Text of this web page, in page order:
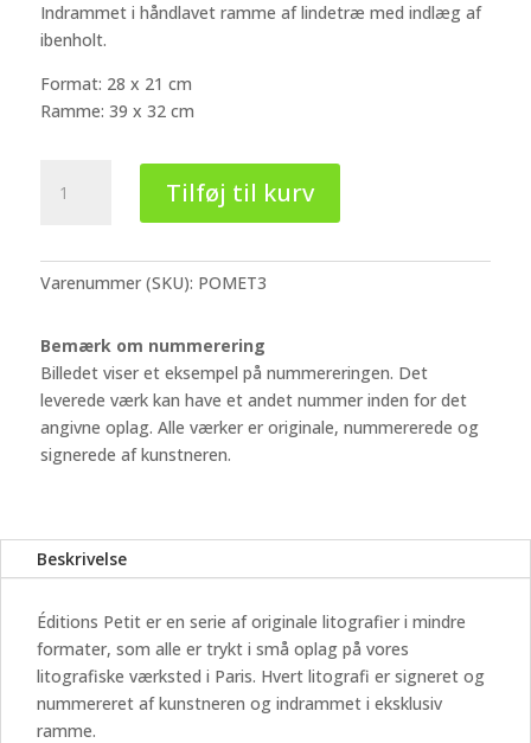
Indrammet i håndlavet ramme af lindetræ med indlæg af
ibenholt.
Format: 28 x 21 cm
Ramme: 39 x 32 cm
Pomet
Petit
antal
Tilføj til kurv
Varenummer (SKU): POMET3
Bemærk om nummerering
Billedet viser et eksempel på nummereringen. Det
leverede værk kan have et andet nummer inden for det
angivne oplag. Alle værker er originale, nummererede og
signerede af kunstneren.
Beskrivelse
Éditions Petit er en serie af originale litografier i mindre
formater, som alle er trykt i små oplag på vores
litografiske værksted i Paris. Hvert litografi er signeret og
nummereret af kunstneren og indrammet i eksklusiv
ramme.